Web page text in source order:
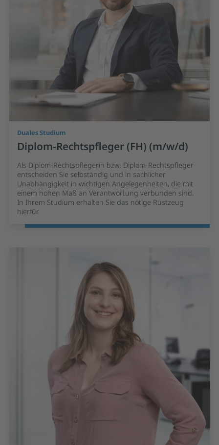
Duales Studium
Diplom-Rechtspfleger (FH) (m/w/d)
Als Diplom-Rechtspflegerin bzw. Diplom-Rechtspfleger
entscheiden Sie selbständig und in sachlicher
Unabhängigkeit in wichtigen Angelegenheiten, die mit
einem hohen Maß an Verantwortung verbunden sind.
In Ihrem Studium erhalten Sie das nötige Rüstzeug
hierfür.